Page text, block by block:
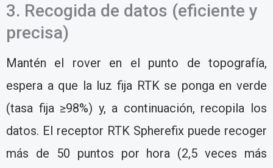
3. Recogida de datos (eficiente y
precisa)
Mantén el rover en el punto de topografía,
espera a que la luz fija RTK se ponga en verde
(tasa fija ≥98%) y, a continuación, recopila los
datos. El receptor RTK Spherefix puede recoger
más de 50 puntos por hora (2,5 veces más